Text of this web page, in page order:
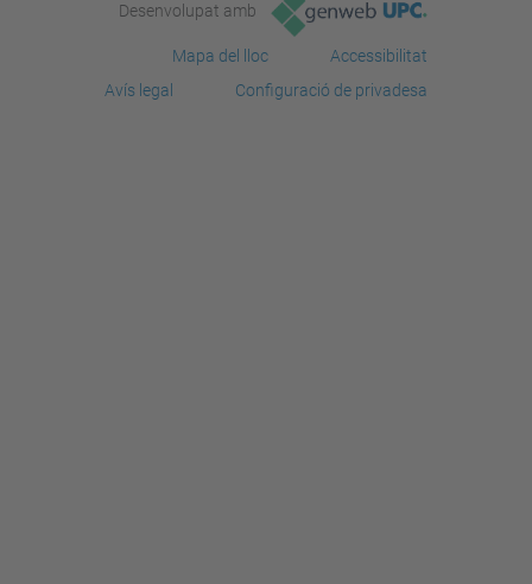
Desenvolupat amb
Mapa del lloc
Accessibilitat
Avís legal
Configuració de privadesa